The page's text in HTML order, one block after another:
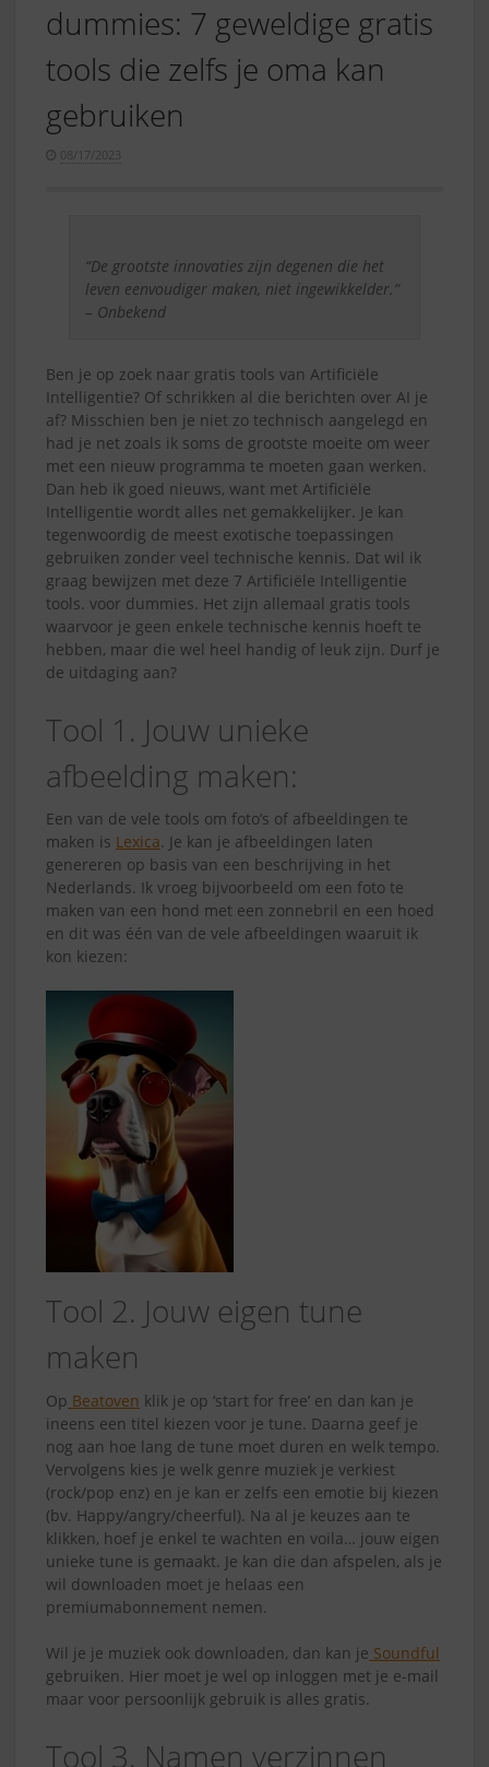
dummies: 7 geweldige gratis
tools die zelfs je oma kan
gebruiken
08/17/2023
“De grootste innovaties zijn degenen die het
leven eenvoudiger maken, niet ingewikkelder.”
– Onbekend
Ben je op zoek naar gratis tools van Artificiële
Intelligentie? Of schrikken al die berichten over AI je
af? Misschien ben je niet zo technisch aangelegd en
had je net zoals ik soms de grootste moeite om weer
met een nieuw programma te moeten gaan werken.
Dan heb ik goed nieuws, want met Artificiële
Intelligentie wordt alles net gemakkelijker. Je kan
tegenwoordig de meest exotische toepassingen
gebruiken zonder veel technische kennis. Dat wil ik
graag bewijzen met deze 7 Artificiële Intelligentie
tools. voor dummies. Het zijn allemaal gratis tools
waarvoor je geen enkele technische kennis hoeft te
hebben, maar die wel heel handig of leuk zijn. Durf je
de uitdaging aan?
Tool 1. Jouw unieke
afbeelding maken:
Een van de vele tools om foto’s of afbeeldingen te
maken is Lexica. Je kan je afbeeldingen laten
genereren op basis van een beschrijving in het
Nederlands. Ik vroeg bijvoorbeeld om een foto te
maken van een hond met een zonnebril en een hoed
en dit was één van de vele afbeeldingen waaruit ik
kon kiezen:
Tool 2. Jouw eigen tune
maken
Op Beatoven klik je op ‘start for free’ en dan kan je
ineens een titel kiezen voor je tune. Daarna geef je
nog aan hoe lang de tune moet duren en welk tempo.
Vervolgens kies je welk genre muziek je verkiest
(rock/pop enz) en je kan er zelfs een emotie bij kiezen
(bv. Happy/angry/cheerful). Na al je keuzes aan te
klikken, hoef je enkel te wachten en voila… jouw eigen
unieke tune is gemaakt. Je kan die dan afspelen, als je
wil downloaden moet je helaas een
premiumabonnement nemen.
Wil je je muziek ook downloaden, dan kan je Soundful
gebruiken. Hier moet je wel op inloggen met je e-mail
maar voor persoonlijk gebruik is alles gratis.
Tool 3. Namen verzinnen